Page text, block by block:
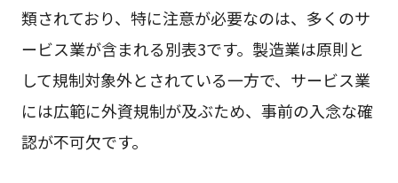
類されており、特に注意が必要なのは、多くのサ
ービス業が含まれる別表3です。製造業は原則と
して規制対象外とされている一方で、サービス業
には広範に外資規制が及ぶため、事前の入念な確
認が不可欠です。